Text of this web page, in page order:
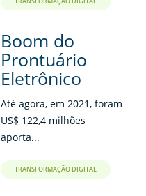
Boom do
Prontuário
Eletrônico
Até agora, em 2021, foram
US$ 122,4 milhões
aporta...
TRANSFORMAÇÃO DIGITAL